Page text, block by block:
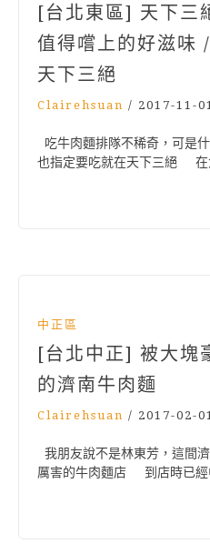
[台北東區] 天下三
值得嚐上的好滋味
天下三絕
Clairehsuan / 2017-11-
吃牛肉麵排隊不稀奇，可是
也指定要吃就在天下三絕 在
中正區
[台北中正] 被大塊
的濟南牛肉麵
Clairehsuan / 2017-02-
我朋友說不是林東芳，這間
厲害的牛肉麵店 到店時已經